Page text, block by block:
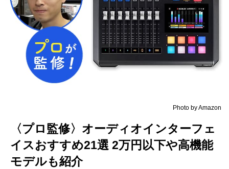
Photo by Amazon
〈プロ監修〉オーディオインターフェ
イスおすすめ21選 2万円以下や高機能
モデルも紹介